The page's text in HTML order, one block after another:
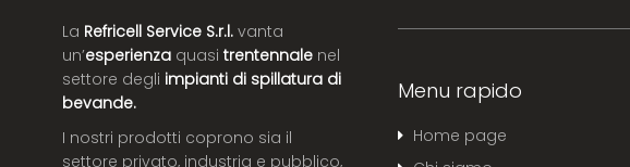
La Refricell Service S.r.l. vanta
un’esperienza quasi trentennale nel
settore degli impianti di spillatura di
bevande.
I nostri prodotti coprono sia il
settore privato, industria e pubblico,
Menu rapido
Home page